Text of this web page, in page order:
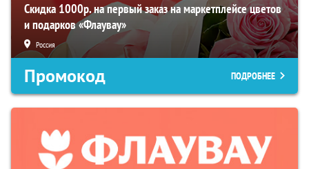
Скидка 1000р. на первый заказ на маркетплейсе цветов
и подарков «Флаувау»
Россия
Промокод ПОДРОБНЕЕ